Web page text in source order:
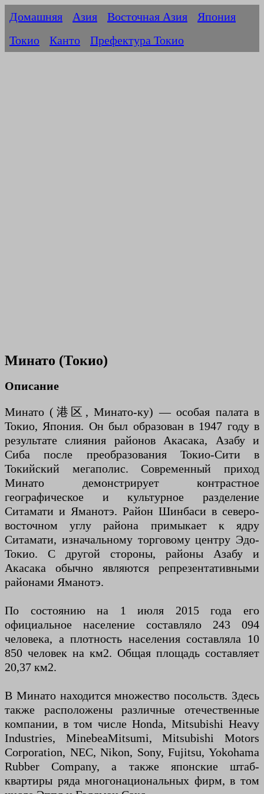
Домашняя Азия Восточная Азия
Япония
Токио
Канто Префектура Токио
Минато (Токио)
Описание
Минато (港区, Минато-ку) — особая палата в
Токио, Япония. Он был образован в 1947 году в
результате слияния районов Акасака, Азабу и
Сиба после преобразования Токио-Сити в
Токийский мегаполис. Современный приход
Минато демонстрирует контрастное
географическое и культурное разделение
Ситамати и Яманотэ. Район Шинбаси в северо-
восточном углу района примыкает к ядру
Ситамати, изначальному торговому центру Эдо-
Токио. С другой стороны, районы Азабу и
Акасака обычно являются репрезентативными
районами Яманотэ.
По состоянию на 1 июля 2015 года его
официальное население составляло 243 094
человека, а плотность населения составляла 10
850 человек на км2. Общая площадь составляет
20,37 км2.
В Минато находится множество посольств. Здесь
также расположены различные отечественные
компании, в том числе Honda, Mitsubishi Heavy
Industries, MinebeaMitsumi, Mitsubishi Motors
Corporation, NEC, Nikon, Sony, Fujitsu, Yokohama
Rubber Company, а также японские штаб-
квартиры ряда многонациональных фирм, в том